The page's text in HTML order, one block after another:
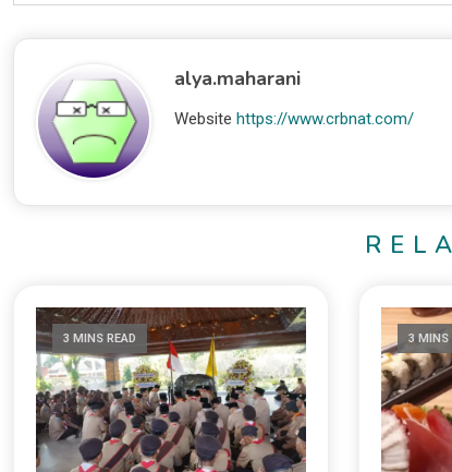
alya.maharani
Website https://www.crbnat.com/
3 MINS READ 3 MINS